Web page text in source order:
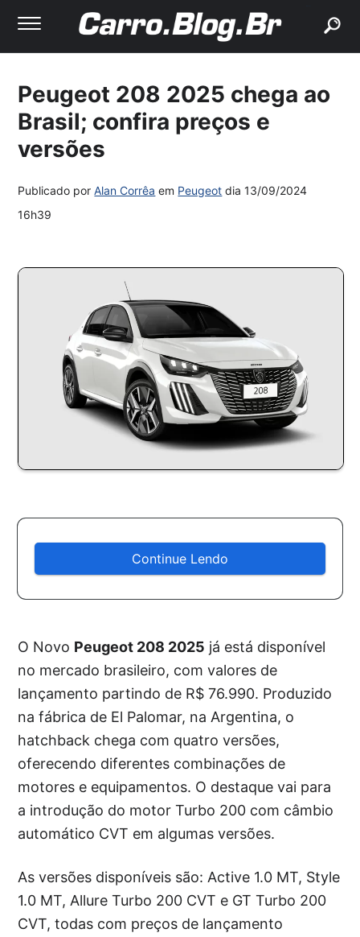
Peugeot 208 2025 chega ao
Brasil; confira preços e
versões
Publicado porAlan Corrêa em Peugeot dia13/09/2024
16h39
Continue Lendo
O Novo Peugeot 208 2025 já está disponível
no mercado brasileiro, com valores de
lançamento partindo de R$ 76.990. Produzido
na fábrica de El Palomar, na Argentina, o
hatchback chega com quatro versões,
oferecendo diferentes combinações de
motores e equipamentos. O destaque vai para
a introdução do motor Turbo 200 com câmbio
automático CVT em algumas versões.
As versões disponíveis são: Active 1.0 MT, Style
1.0 MT, Allure Turbo 200 CVT e GT Turbo 200
CVT, todas com preços de lançamento